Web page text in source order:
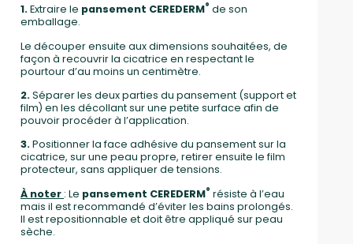
1.Extraire le pansement CEREDERM® de son
emballage.
Le découper ensuite aux dimensions souhaitées, de
façon à recouvrir la cicatrice en respectant le
pourtour d’au moins un centimètre.
2.Séparer les deux parties du pansement (support et
film) en les décollant sur une petite surface afin de
pouvoir procéder à l’application.
3.Positionner la face adhésive du pansement sur la
cicatrice, sur une peau propre, retirer ensuite le film
protecteur, sans appliquer de tensions.
À noter : Le pansement CEREDERM® résiste à l’eau
mais il est recommandé d’éviter les bains prolongés.
Il est repositionnable et doit être appliqué sur peau
sèche.